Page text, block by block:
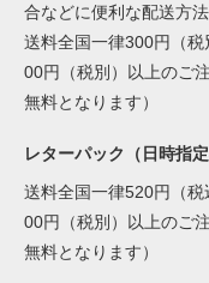
合などに便利な配送方法
送料全国一律300円（
00円（税別）以上のご
無料となります）
レターパック（日時指定
送料全国一律520円（
00円（税別）以上のご
無料となります）